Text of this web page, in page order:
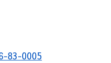
83-0005